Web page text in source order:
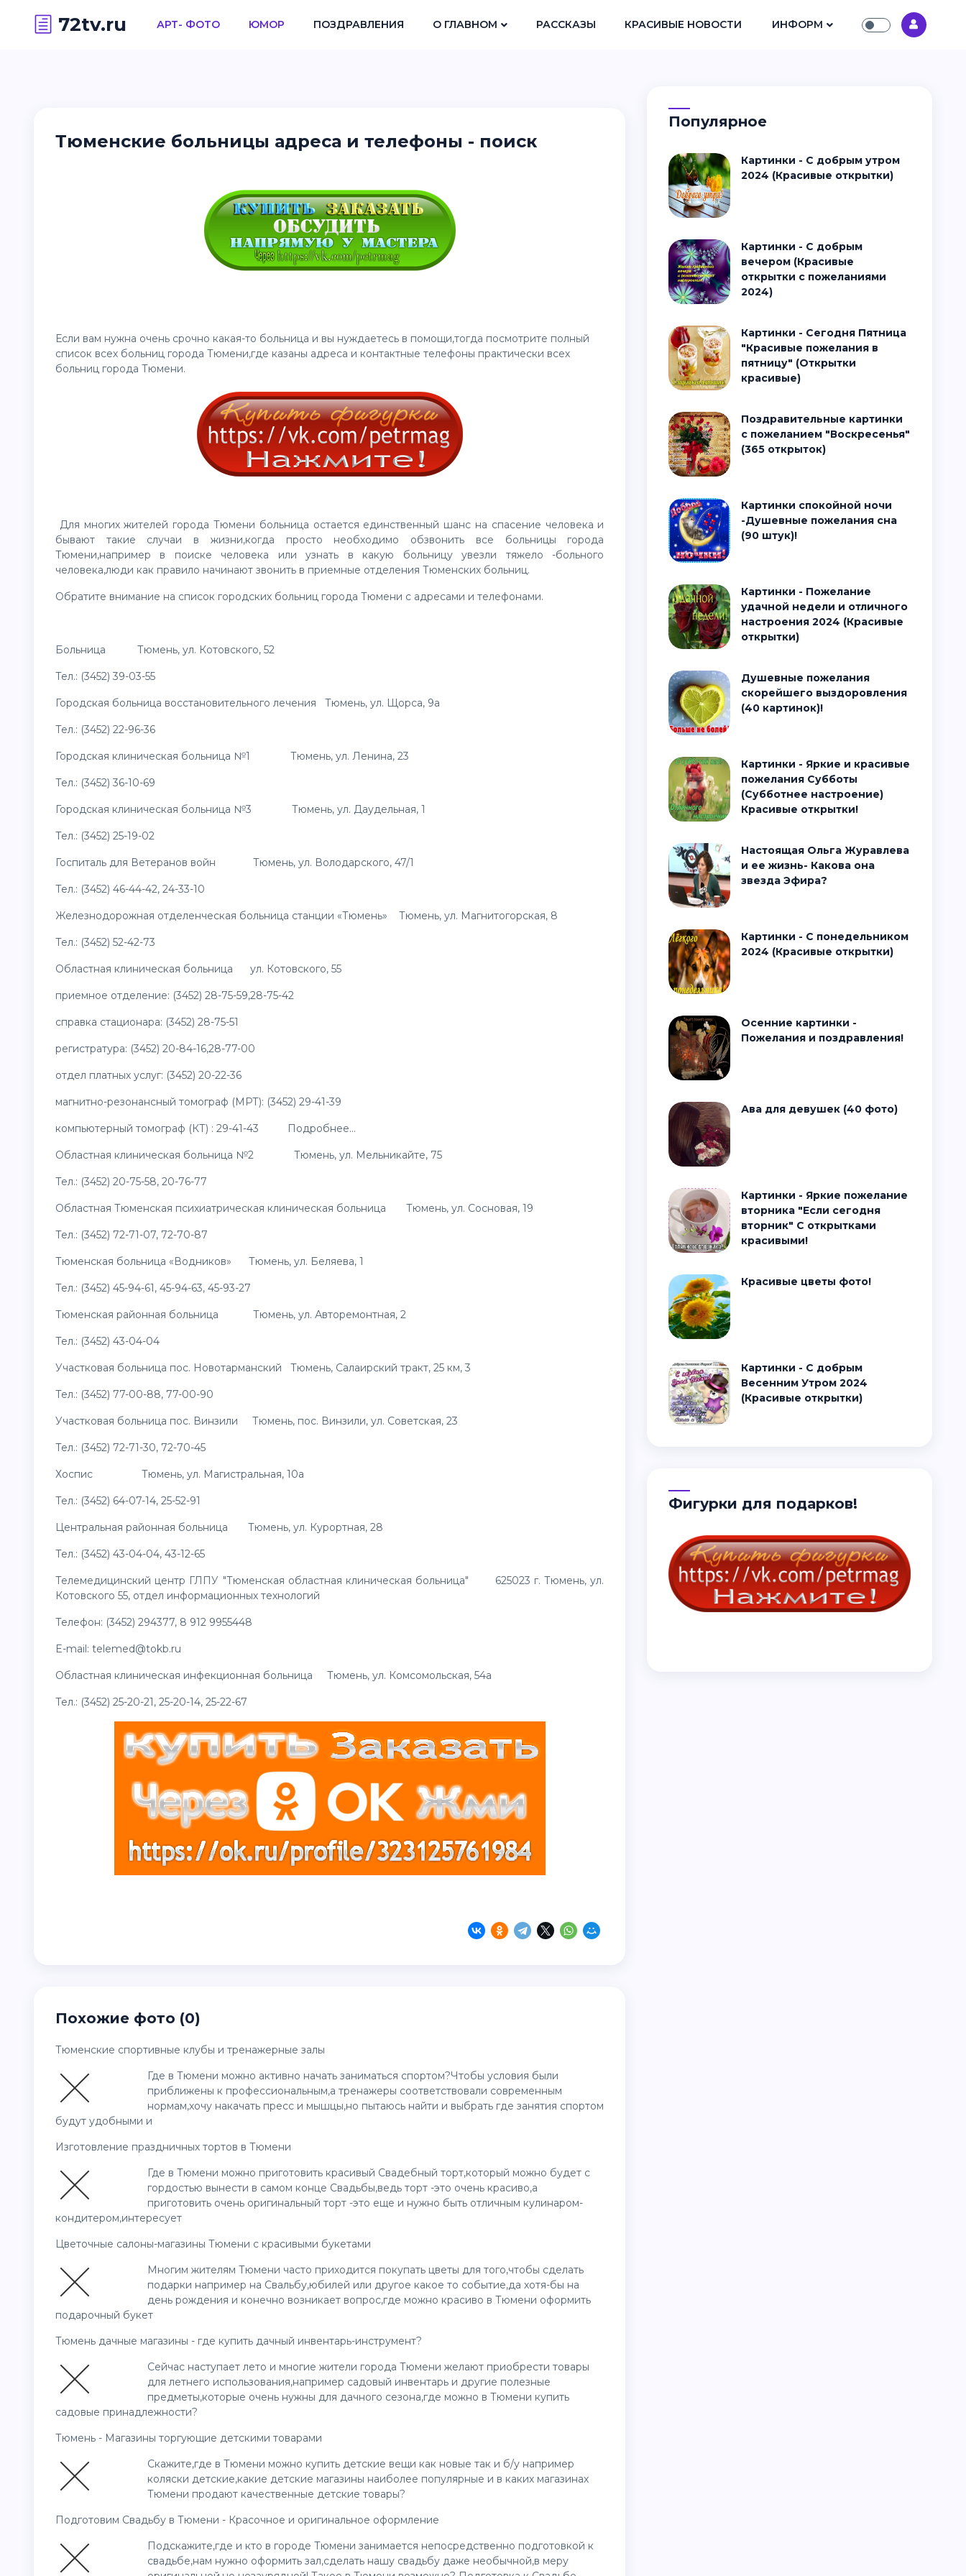
72tv.ru АРТ- ФОТО ЮМОР ПОЗДРАВЛЕНИЯ О ГЛАВНОМ РАССКАЗЫ КРАСИВЫЕ НОВОСТИ ИНФОРМ
Тюменские больницы адреса и телефоны - поиск
Если вам нужна очень срочно какая-то больница и вы нуждаетесь в помощи,тогда посмотрите полный
список всех больниц города Тюмени,где казаны адреса и контактные телефоны практически всех
больниц города Тюмени.
Для многих жителей города Тюмени больница остается единственный шанс на спасение человека и
бывают такие случаи в жизни,когда просто необходимо обзвонить все больницы города
Тюмени,например в поиске человека или узнать в какую больницу увезли тяжело -больного
человека,люди как правило начинают звонить в приемные отделения Тюменских больниц.
Обратите внимание на список городских больниц города Тюмени с адресами и телефонами.
Больница Тюмень, ул. Котовского, 52
Тел.: (3452) 39-03-55
Городская больница восстановительного лечения Тюмень, ул. Щорса, 9а
Тел.: (3452) 22-96-36
Городская клиническая больница №1 Тюмень, ул. Ленина, 23
Тел.: (3452) 36-10-69
Городская клиническая больница №3 Тюмень, ул. Даудельная, 1
Тел.: (3452) 25-19-02
Госпиталь для Ветеранов войн Тюмень, ул. Володарского, 47/1
Тел.: (3452) 46-44-42, 24-33-10
Железнодорожная отделенческая больница станции «Тюмень» Тюмень, ул. Магнитогорская, 8
Тел.: (3452) 52-42-73
Областная клиническая больница ул. Котовского, 55
приемное отделение: (3452) 28-75-59,28-75-42
справка стационара: (3452) 28-75-51
регистратура: (3452) 20-84-16,28-77-00
отдел платных услуг: (3452) 20-22-36
магнитно-резонансный томограф (МРТ): (3452) 29-41-39
компьютерный томограф (КТ) : 29-41-43 Подробнее...
Областная клиническая больница №2 Тюмень, ул. Мельникайте, 75
Тел.: (3452) 20-75-58, 20-76-77
Областная Тюменская психиатрическая клиническая больница Тюмень, ул. Сосновая, 19
Тел.: (3452) 72-71-07, 72-70-87
Тюменская больница «Водников» Тюмень, ул. Беляева, 1
Тел.: (3452) 45-94-61, 45-94-63, 45-93-27
Тюменская районная больница Тюмень, ул. Авторемонтная, 2
Тел.: (3452) 43-04-04
Участковая больница пос. Новотарманский Тюмень, Салаирский тракт, 25 км, 3
Тел.: (3452) 77-00-88, 77-00-90
Участковая больница пос. Винзили Тюмень, пос. Винзили, ул. Советская, 23
Тел.: (3452) 72-71-30, 72-70-45
Хоспис Тюмень, ул. Магистральная, 10а
Тел.: (3452) 64-07-14, 25-52-91
Центральная районная больница Тюмень, ул. Курортная, 28
Тел.: (3452) 43-04-04, 43-12-65
Телемедицинский центр ГЛПУ "Тюменская областная клиническая больница" 625023 г. Тюмень, ул.
Котовского 55, отдел информационных технологий
Телефон: (3452) 294377, 8 912 9955448
E-mail: telemed@tokb.ru
Областная клиническая инфекционная больница Тюмень, ул. Комсомольская, 54а
Тел.: (3452) 25-20-21, 25-20-14, 25-22-67
Похожие фото (0)
Тюменские спортивные клубы и тренажерные залы
Где в Тюмени можно активно начать заниматься спортом?Чтобы условия были
приближены к профессиональным,а тренажеры соответствовали современным
нормам,хочу накачать пресс и мышцы,но пытаюсь найти и выбрать где занятия спортом
будут удобными и
Изготовление праздничных тортов в Тюмени
Где в Тюмени можно приготовить красивый Свадебный торт,который можно будет с
гордостью вынести в самом конце Свадьбы,ведь торт -это очень красиво,а
приготовить очень оригинальный торт -это еще и нужно быть отличным кулинаром-
кондитером,интересует
Цветочные салоны-магазины Тюмени с красивыми букетами
Многим жителям Тюмени часто приходится покупать цветы для того,чтобы сделать
подарки например на Свальбу,юбилей или другое какое то событие,да хотя-бы на
день рождения и конечно возникает вопрос,где можно красиво в Тюмени оформить
подарочный букет
Тюмень дачные магазины - где купить дачный инвентарь-инструмент?
Сейчас наступает лето и многие жители города Тюмени желают приобрести товары
для летнего использования,например садовый инвентарь и другие полезные
предметы,которые очень нужны для дачного сезона,где можно в Тюмени купить
садовые принадлежности?
Тюмень - Магазины торгующие детскими товарами
Скажите,где в Тюмени можно купить детские вещи как новые так и б/у например
коляски детские,какие детские магазины наиболее популярные и в каких магазинах
Тюмени продают качественные детские товары?
Подготовим Свадьбу в Тюмени - Красочное и оригинальное оформление
Подскажите,где и кто в городе Тюмени занимается непосредственно подготовкой к
свадьбе,нам нужно оформить зал,сделать нашу свадьбу даже необычной,в меру
Популярное
Картинки - С добрым утром
2024 (Красивые открытки)
Картинки - С добрым
вечером (Красивые
открытки с пожеланиями
2024)
Картинки - Сегодня Пятница
"Красивые пожелания в
пятницу" (Открытки
красивые)
Поздравительные картинки
с пожеланием "Воскресенья"
(365 открыток)
Картинки спокойной ночи
-Душевные пожелания сна
(90 штук)!
Картинки - Пожелание
удачной недели и отличного
настроения 2024 (Красивые
открытки)
Душевные пожелания
скорейшего выздоровления
(40 картинок)!
Картинки - Яркие и красивые
пожелания Субботы
(Субботнее настроение)
Красивые открытки!
Настоящая Ольга Журавлева
и ее жизнь- Какова она
звезда Эфира?
Картинки - С понедельником
2024 (Красивые открытки)
Осенние картинки -
Пожелания и поздравления!
Ава для девушек (40 фото)
Картинки - Яркие пожелание
вторника "Если сегодня
вторник" С открытками
красивыми!
Красивые цветы фото!
Картинки - С добрым
Весенним Утром 2024
(Красивые открытки)
Фигурки для подарков!